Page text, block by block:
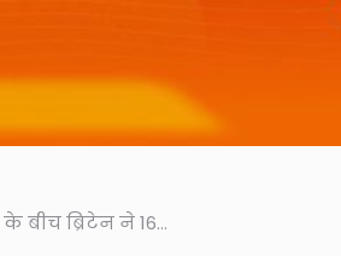
ब्रिटेन ने 16...